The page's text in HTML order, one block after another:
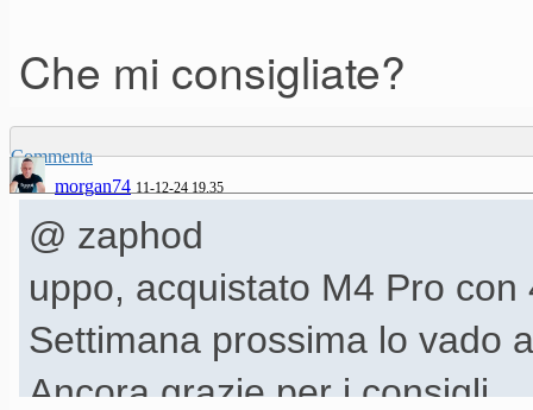
Che mi consigliate?
Commenta
morgan74 11-12-24 19.35
@ zaphod
uppo, acquistato M4 Pro
Settimana prossima lo vado
Ancora grazie per i consigli.